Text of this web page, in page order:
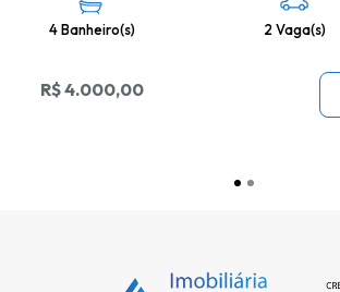
4 Banheiro(s) 2 Vaga(s)
R$ 4.000,00